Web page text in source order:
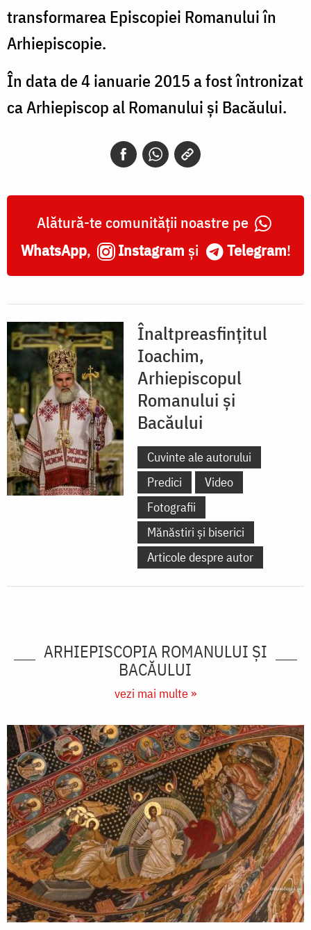
transformarea Episcopiei Romanului în
Arhiepiscopie.
În data de 4 ianuarie 2015 a fost întronizat
ca Arhiepiscop al Romanului şi Bacăului.
Alătură-te comunității noastre pe
WhatsApp, Instagram și Telegram!
Înaltpreasfințitul
Ioachim,
Arhiepiscopul
Romanului și
Bacăului
Cuvinte ale autorului
Predici
Video
Fotografii
Mănăstiri și biserici
Articole despre autor
ARHIEPISCOPIA ROMANULUI ŞI
BACĂULUI
vezi mai multe »